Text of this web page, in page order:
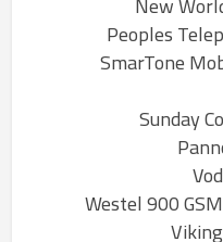
45406 –